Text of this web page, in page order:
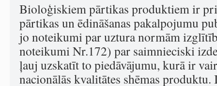
Bioloģiskiem pārtikas produktiem ir
pārtikas un ēdināšanas pakalpojumu
jo noteikumi par uztura normām
noteikumi Nr.172) par saimnieciski
ļauj uzskatīt to piedāvājumu, kurā ir
nacionālās kvalitātes shēmas